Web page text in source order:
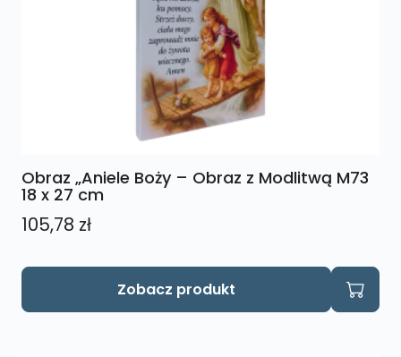
Obraz „Aniele Boży – Obraz z Modlitwą M73
18 x 27 cm
105,78 zł
Zobacz produkt